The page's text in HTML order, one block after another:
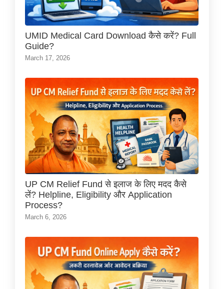
UMID Medical Card Download कैसे करें? Full
Guide?
March 17, 2026
UP CM Relief Fund से इलाज के लिए मदद कैसे
लें? Helpline, Eligibility और Application
Process?
March 6, 2026